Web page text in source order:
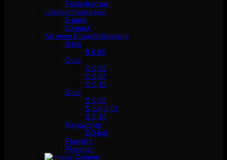
Fjäderfransar
Lösögonfranspaket
5-pack
10-pack
Allt inom Fransförlängning
B-böj
B 0.05
C-böj
C 0,05
C 0,07
C 0,15
D-böj
D 0,05
D-böj 0,07
D 0,15
Megavolym
DD-böj
Franslim
Pincetter